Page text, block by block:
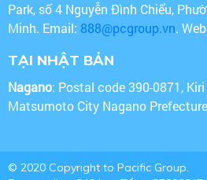
Park, số 4 Nguyễn Đình Chiểu,
Minh. Email: 888@pcgroup.vn.
TẠI NHẬT BẢN
Nagano: Postal code 390-0871,
Matsumoto City Nagano
© 2020 Copyright to Pacific Group.